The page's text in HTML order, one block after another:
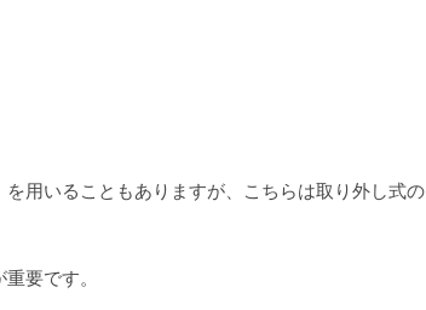
用いることもありますが、こちらは取り外し式の
要です。